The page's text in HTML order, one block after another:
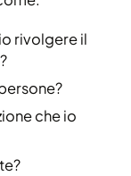
rivolgere il
che io